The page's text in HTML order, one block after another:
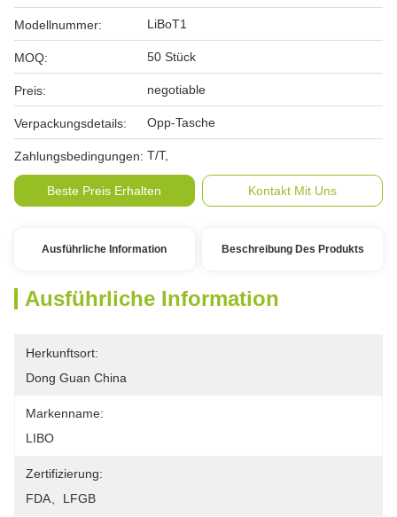
Modellnummer: LiBoT1
MOQ: 50 Stück
Preis: negotiable
Verpackungsdetails: Opp-Tasche
Zahlungsbedingungen: T/T,
Beste Preis Erhalten Kontakt Mit Uns
Ausführliche Information Beschreibung Des Produkts
Ausführliche Information
Herkunftsort:
Dong Guan China
Markenname:
LIBO
Zertifizierung:
FDA、LFGB